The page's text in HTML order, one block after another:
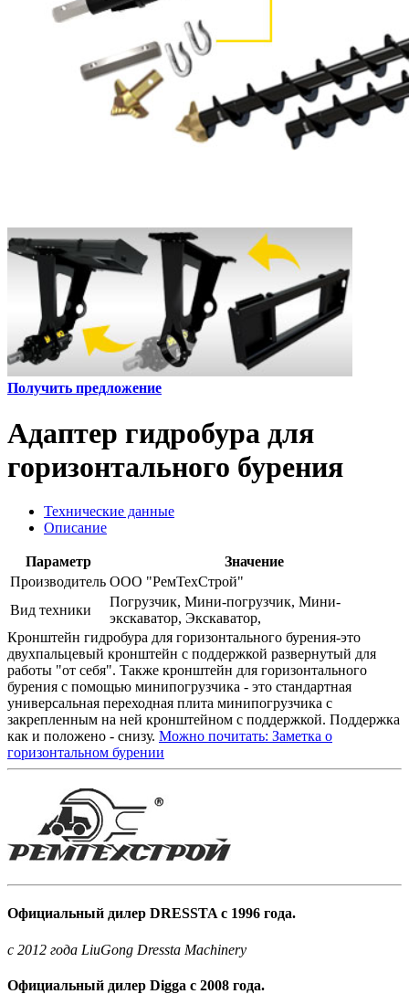
Получить предложение
Адаптер гидробура для
горизонтального бурения
Технические данные
Описание
Параметр
Значение
Производитель ООО "РемТехСтрой"
Вид техники
Погрузчик, Мини-погрузчик, Мини-
экскаватор, Экскаватор,
Кронштейн гидробура для горизонтального бурения-это
двухпальцевый кронштейн с поддержкой развернутый для
работы "от себя". Также кронштейн для горизонтального
бурения с помощью минипогрузчика - это стандартная
универсальная переходная плита минипогрузчика с
закрепленным на ней кронштейном с поддержкой. Поддержка
как и положено - снизу. Можно почитать: Заметка о
горизонтальном бурении
Официальный дилер DRESSTA с 1996 года.
c 2012 года LiuGong Dressta Machinery
Официальный дилер Digga с 2008 года.